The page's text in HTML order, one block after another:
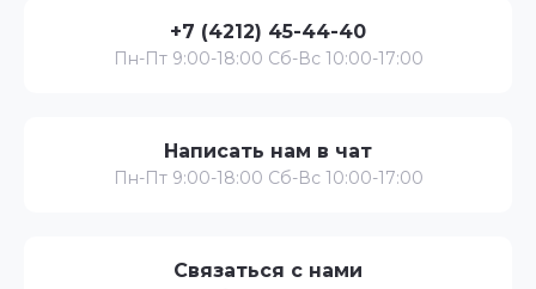
+7 (4212) 45-44-40
Пн-Пт 9:00-18:00 Сб-Вс 10:00-17:00
Написать нам в чат
Пн-Пт 9:00-18:00 Сб-Вс 10:00-17:00
Связаться с нами